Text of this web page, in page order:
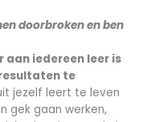
doorbroken en ben
aan iedereen leer is
te
jezelf leert te leven
gek gaan werken,